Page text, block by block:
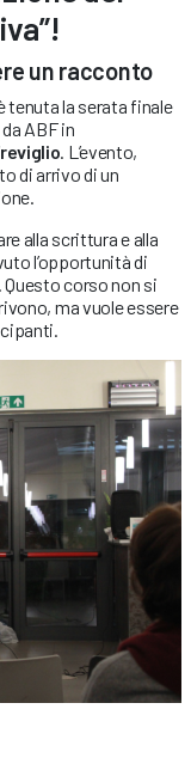
!
un racconto
tenuta la serata finale
ABF in
. L’evento,
di arrivo di un
alla scrittura e alla
l’opportunità di
corso non si
ma vuole essere